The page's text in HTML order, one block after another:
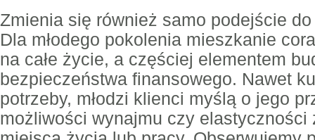
Zmienia się również samo podejście
Dla młodego pokolenia mieszkanie
na całe życie, a częściej elementem
bezpieczeństwa finansowego. Nawet
potrzeby, młodzi klienci myślą o jego
możliwości wynajmu czy elastyczności